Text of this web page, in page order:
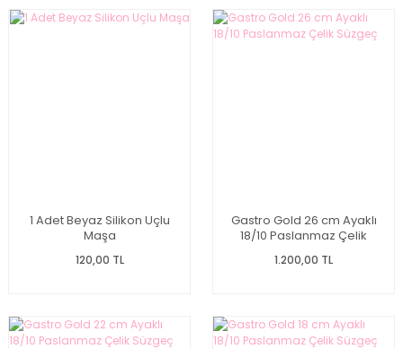
1 Adet Beyaz Silikon Uçlu
Maşa
120,00 TL
Gastro Gold 26 cm Ayaklı
18/10 Paslanmaz Çelik
1.200,00 TL